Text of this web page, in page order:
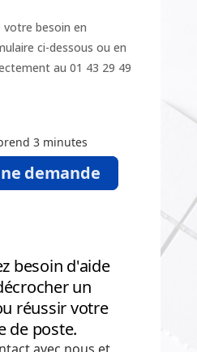
besoin en
ci-dessous ou en
au 01 43 29 49